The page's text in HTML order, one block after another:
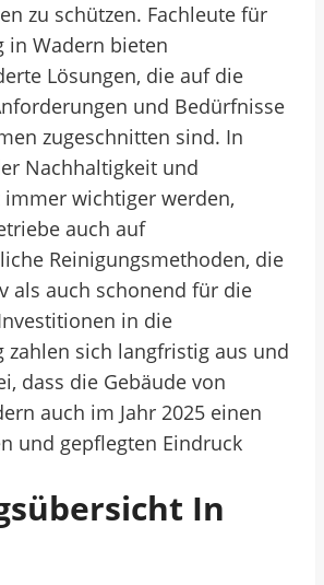
zu schützen. Fachleute für
in Wadern bieten
Lösungen, die auf die
und Bedürfnisse
zugeschnitten sind. In
Nachhaltigkeit und
wichtiger werden,
auch auf
Reinigungsmethoden, die
als auch schonend für die
in die
zahlen sich langfristig aus und
dass die Gebäude von
auch im Jahr 2025 einen
und gepflegten Eindruck
In